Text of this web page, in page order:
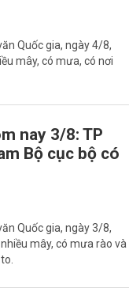
Quốc gia, ngày 4/8,
mây, có mưa, có nơi
nay 3/8: TP
Bộ cục bộ có
Quốc gia, ngày 3/8,
mây, có mưa rào và